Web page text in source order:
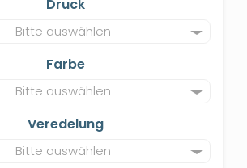
Druck
Bitte auswählen
Farbe
Bitte auswählen
Veredelung
Bitte auswählen